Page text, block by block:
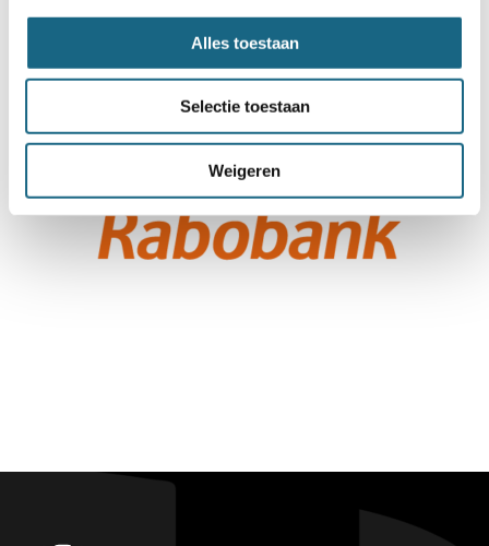
Alles toestaan
Selectie toestaan
Weigeren